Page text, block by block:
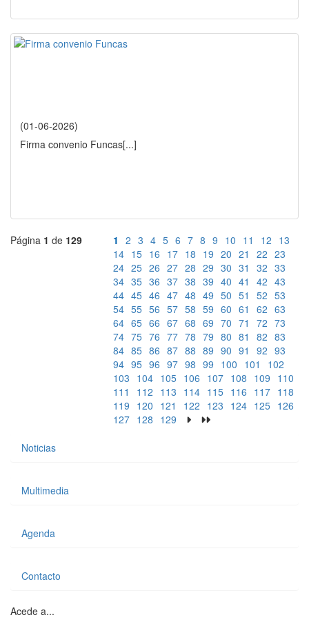
(01-06-2026)
Firma convenio Funcas[...]
Página 1 de 129 1 2 3 4 5 6 7 8 9 10 11 12 13
14 15 16 17 18 19 20 21 22 23
24 25 26 27 28 29 30 31 32 33
34 35 36 37 38 39 40 41 42 43
44 45 46 47 48 49 50 51 52 53
54 55 56 57 58 59 60 61 62 63
64 65 66 67 68 69 70 71 72 73
74 75 76 77 78 79 80 81 82 83
84 85 86 87 88 89 90 91 92 93
94 95 96 97 98 99 100 101
102
103 104 105 106 107 108 109 110
111
112 113 114 115 116 117 118
119 120 121 122 123 124 125 126
127 128 129
Noticias
Multimedia
Agenda
Contacto
Acede a...